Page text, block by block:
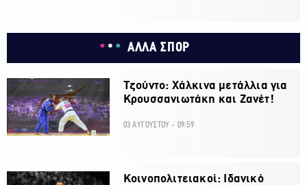
ΑΛΛΑ ΣΠΟΡ
Τζούντο: Χάλκινα μετάλλια για
Κρουσσανιωτάκη και Ζανέτ!
03 ΑΥΓΟΥΣΤΟΥ - 09:59
Κοινοπολιτειακοί: Ιδανικό